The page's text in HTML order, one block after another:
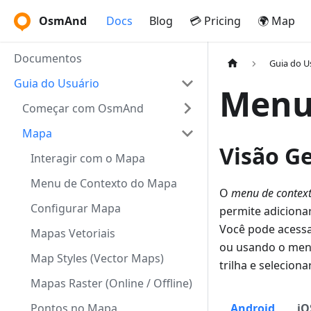
OsmAnd Docs Blog 💳 Pricing 🌍 Map
Documentos
Guia do Usuário
Começar com OsmAnd
Mapa
Interagir com o Mapa
Menu de Contexto do Mapa
Configurar Mapa
Mapas Vetoriais
Map Styles (Vector Maps)
Mapas Raster (Online / Offline)
Guia do
Visão
O menu de
permite
Você pode
ou usando o
trilha e